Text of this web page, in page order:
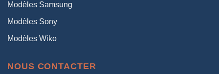
Modèles Samsung
Modèles Sony
Modèles Wiko
NOUS CONTACTER